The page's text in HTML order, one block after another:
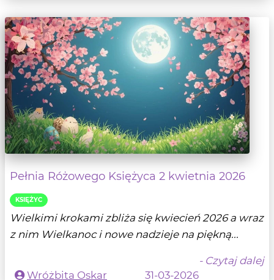
Pełnia Różowego Księżyca 2 kwietnia 2026
KSIĘŻYC
Wielkimi krokami zbliża się kwiecień 2026 a wraz
z nim Wielkanoc i nowe nadzieje na piękną...
- Czytaj dalej
Wróżbita Oskar
31-03-2026